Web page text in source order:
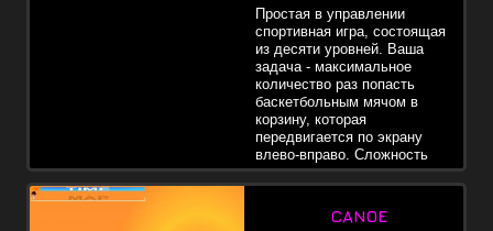
Простая в управлении
спортивная игра, состоящая
из десяти уровней. Ваша
задача - максимальное
количество раз попасть
баскетбольным мячом в
корзину, которая
передвигается по экрану
влево-вправо. Сложность
заключается в том, что темп
игры постоянно увеличивается. Управление осуществляется с
помощью мыши
CANOE